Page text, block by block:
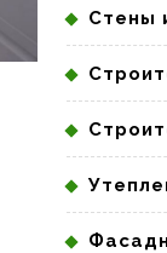
Стены